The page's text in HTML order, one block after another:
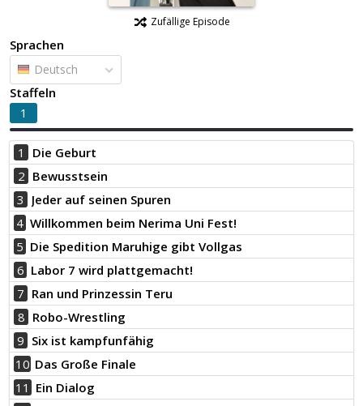
Zufällige Episode
Sprachen
Deutsch
Staffeln
1
1
Die Geburt
2 Bewusstsein
3 Jeder auf seinen Spuren
4 Willkommen beim Nerima Uni Fest!
5 Die Spedition Maruhige gibt Vollgas
6 Labor 7 wird plattgemacht!
7 Ran und Prinzessin Teru
8 Robo-Wrestling
9 Six ist kampfunfähig
10 Das Große Finale
11 Ein Dialog